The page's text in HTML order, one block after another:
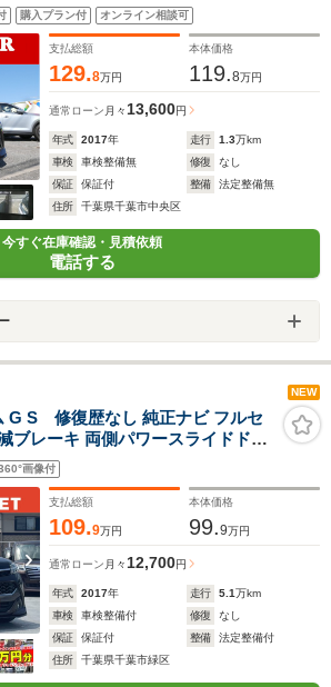
センサー/クルーズコントロール/
/スマートキー
購入プラン付 オンライン相談可
支払総額
129.8万円
本体価格
119.8万円
通常ローン 月々13,600円
年式 2017年 走行 1.3万km
車検
車検整備無 修復
なし
保証
保証付 整備
法定整備無
住所
千葉県千葉市中央区
今すぐ在庫確認・見積依頼
電話する
NEW
G S 修復歴なし 純正ナビ フルセ
ブレーキ 両側パワースライドドア
カメラ クルーズコントロール ETC
トエアコン 整備保証付
画像付
支払総額
109.9万円
本体価格
99.9万円
通常ローン 月々12,700円
年式 2017年 走行 5.1万km
車検
車検整備付 修復
なし
保証
保証付 整備
法定整備付
住所
千葉県千葉市緑区